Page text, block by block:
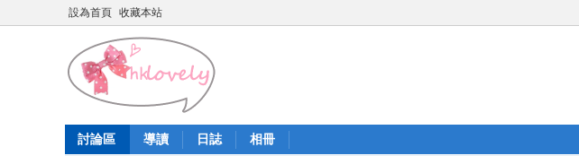
設為首頁 收藏本站
討論區 導讀 日誌 相冊